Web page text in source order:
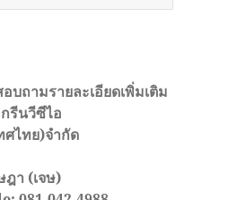
บถามรายละเอียดเพิ่มเติม
รีนวีซีไอ
ศไทย)จำกัด
า (เจษ)